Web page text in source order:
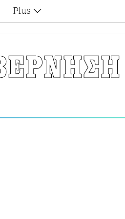
Plus
Αφιερώματα
Ζώδια
Απώλειες